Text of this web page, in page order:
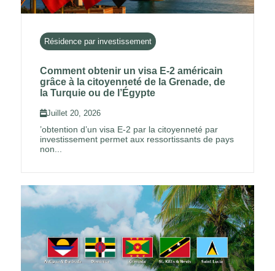
Résidence par investissement
Comment obtenir un visa E-2 américain
grâce à la citoyenneté de la Grenade, de
la Turquie ou de l’Égypte
Juillet 20, 2026
’obtention d’un visa E-2 par la citoyenneté par
investissement permet aux ressortissants de pays
non...